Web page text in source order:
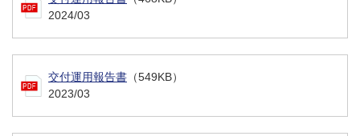
2024/03
交付運用報告書 （549KB）
2023/03